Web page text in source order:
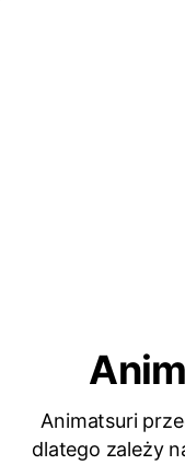
Animatsuri
dlatego zależy